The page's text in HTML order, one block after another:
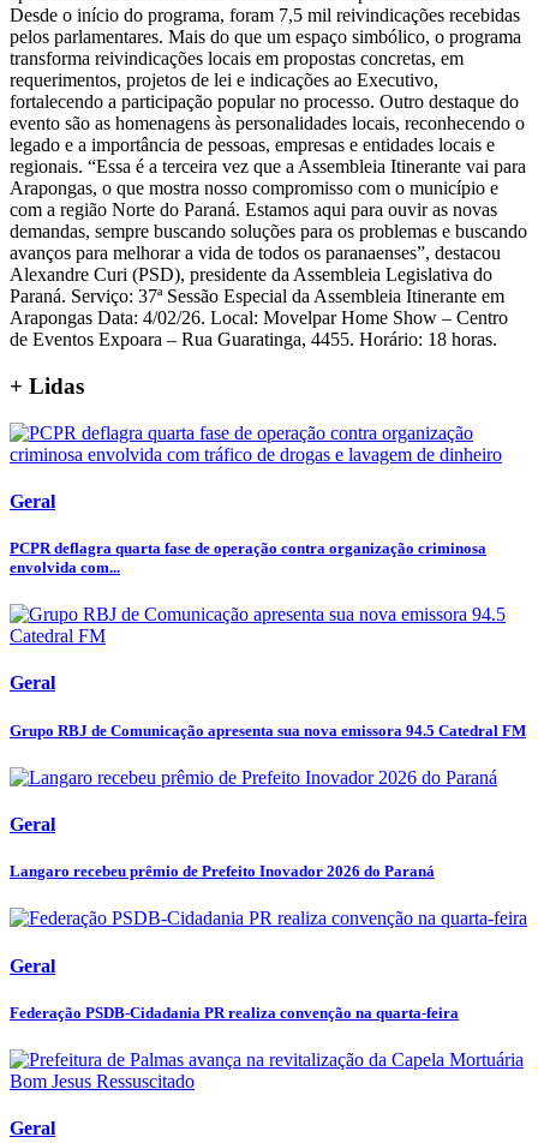
Desde o início do programa, foram 7,5 mil reivindicações recebidas
pelos parlamentares. Mais do que um espaço simbólico, o programa
transforma reivindicações locais em propostas concretas, em
requerimentos, projetos de lei e indicações ao Executivo,
fortalecendo a participação popular no processo. Outro destaque do
evento são as homenagens às personalidades locais, reconhecendo o
legado e a importância de pessoas, empresas e entidades locais e
regionais. “Essa é a terceira vez que a Assembleia Itinerante vai para
Arapongas, o que mostra nosso compromisso com o município e
com a região Norte do Paraná. Estamos aqui para ouvir as novas
demandas, sempre buscando soluções para os problemas e buscando
avanços para melhorar a vida de todos os paranaenses”, destacou
Alexandre Curi (PSD), presidente da Assembleia Legislativa do
Paraná. Serviço: 37ª Sessão Especial da Assembleia Itinerante em
Arapongas Data: 4/02/26. Local: Movelpar Home Show – Centro
de Eventos Expoara – Rua Guaratinga, 4455. Horário: 18 horas.
+ Lidas
Geral
PCPR deflagra quarta fase de operação contra organização criminosa
envolvida com...
Geral
Grupo RBJ de Comunicação apresenta sua nova emissora 94.5 Catedral FM
Geral
Langaro recebeu prêmio de Prefeito Inovador 2026 do Paraná
Geral
Federação PSDB-Cidadania PR realiza convenção na quarta-feira
Geral